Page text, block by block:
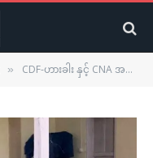
» CDF-ဟားခါး နှင့် CNA အကျဉ်းသားများကို မြို့မရဲစခန်းထဲ အထူးစစ်ဆင်ရေးဖြင့် ကယ်ထုတ်နိုင်ဟု CDF ဟားခါး ဆို